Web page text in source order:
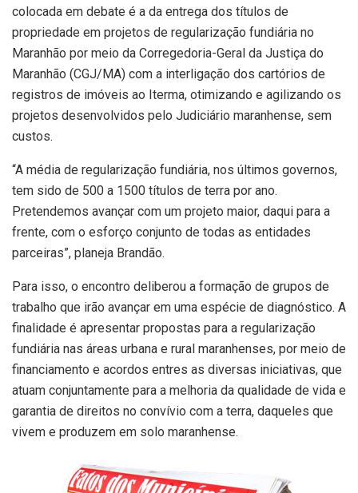
colocada em debate é a da entrega dos títulos de
propriedade em projetos de regularização fundiária no
Maranhão por meio da Corregedoria-Geral da Justiça do
Maranhão (CGJ/MA) com a interligação dos cartórios de
registros de imóveis ao Iterma, otimizando e agilizando os
projetos desenvolvidos pelo Judiciário maranhense, sem
custos.
“A média de regularização fundiária, nos últimos governos,
tem sido de 500 a 1500 títulos de terra por ano.
Pretendemos avançar com um projeto maior, daqui para a
frente, com o esforço conjunto de todas as entidades
parceiras”, planeja Brandão.
Para isso, o encontro deliberou a formação de grupos de
trabalho que irão avançar em uma espécie de diagnóstico. A
finalidade é apresentar propostas para a regularização
fundiária nas áreas urbana e rural maranhenses, por meio de
financiamento e acordos entres as diversas iniciativas, que
atuam conjuntamente para a melhoria da qualidade de vida e
garantia de direitos no convívio com a terra, daqueles que
vivem e produzem em solo maranhense.